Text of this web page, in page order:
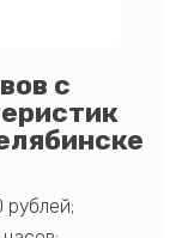
с
рублей;